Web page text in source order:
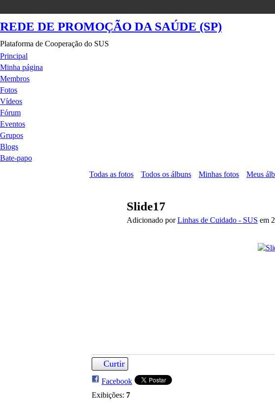
REDE DE PROMOÇÃO DA SAÚDE (SP)
Plataforma de Cooperação do SUS
Principal
Minha página
Membros
Fotos
Vídeos
Fórum
Eventos
Grupos
Blogs
Bate-papo
Todas as fotos
Todos os álbuns Minhas fotos Meus
Slide17
Adicionado porLinhas de Cuidado - SUS em
Curtir
Facebook
Exibições: 7